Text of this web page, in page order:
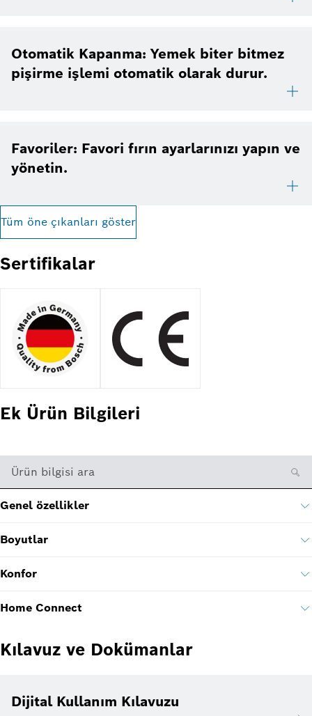
Otomatik Kapanma: Yemek biter bitmez
pişirme işlemi otomatik olarak durur.
Favoriler: Favori fırın ayarlarınızı yapın ve
yönetin.
Tüm öne çıkanları göster
Sertifikalar
Ek Ürün Bilgileri
Ürün bilgisi ara
Genel özellikler
Boyutlar
Konfor
Home Connect
Kılavuz ve Dokümanlar
Dijital Kullanım Kılavuzu